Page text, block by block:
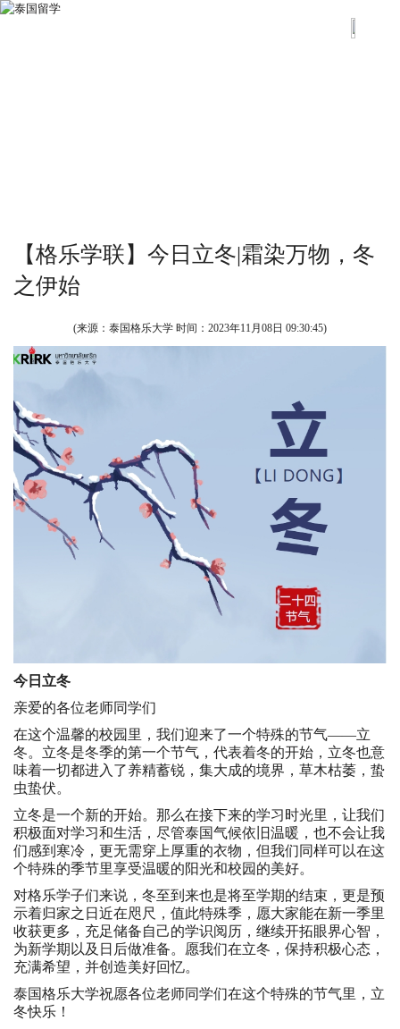
【格乐学联】今日立冬|霜染万物，冬
之伊始
(来源：泰国格乐大学 时间： 2023年11月08日 09:30:45)
今日立冬
亲爱的各位老师同学们
在这个温馨的校园里，我们迎来了一个特殊的节气——立
冬。立冬是冬季的第一个节气，代表着冬的开始，立冬也意
味着一切都进入了养精蓄锐，集大成的境界，草木枯萎，蛰
虫蛰伏。
立冬是一个新的开始。那么在接下来的学习时光里，让我们
积极面对学习和生活，尽管泰国气候依旧温暖，也不会让我
们感到寒冷，更无需穿上厚重的衣物，但我们同样可以在这
个特殊的季节里享受温暖的阳光和校园的美好。
对格乐学子们来说，冬至到来也是将至学期的结束，更是预
示着归家之日近在咫尺，值此特殊季，愿大家能在新一季里
收获更多，充足储备自己的学识阅历，继续开拓眼界心智，
为新学期以及日后做准备。愿我们在立冬，保持积极心态，
充满希望，并创造美好回忆。
泰国格乐大学祝愿各位老师同学们在这个特殊的节气里，立
冬快乐！